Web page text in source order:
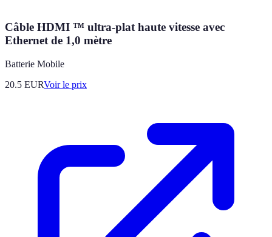
Câble HDMI ™ ultra-plat haute vitesse avec
Ethernet de 1,0 mètre
Batterie Mobile
20.5 EURVoir le prix